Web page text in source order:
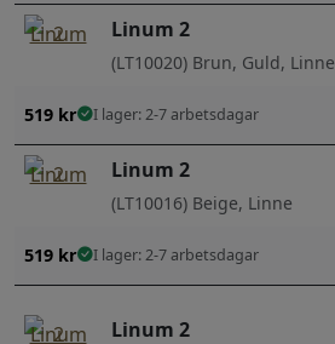
Linum 2
(LT10020) Brun, Guld, Linne
519 kr I lager: 2-7 arbetsdagar
Linum 2
(LT10016) Beige, Linne
519 kr I lager: 2-7 arbetsdagar
Linum 2